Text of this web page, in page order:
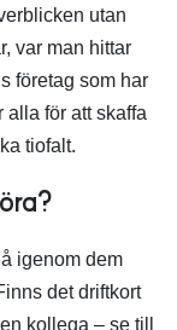
utan
var man hittar
företag som har
alla för att skaffa
tiofalt.
igenom dem
det driftkort
kollega – se till